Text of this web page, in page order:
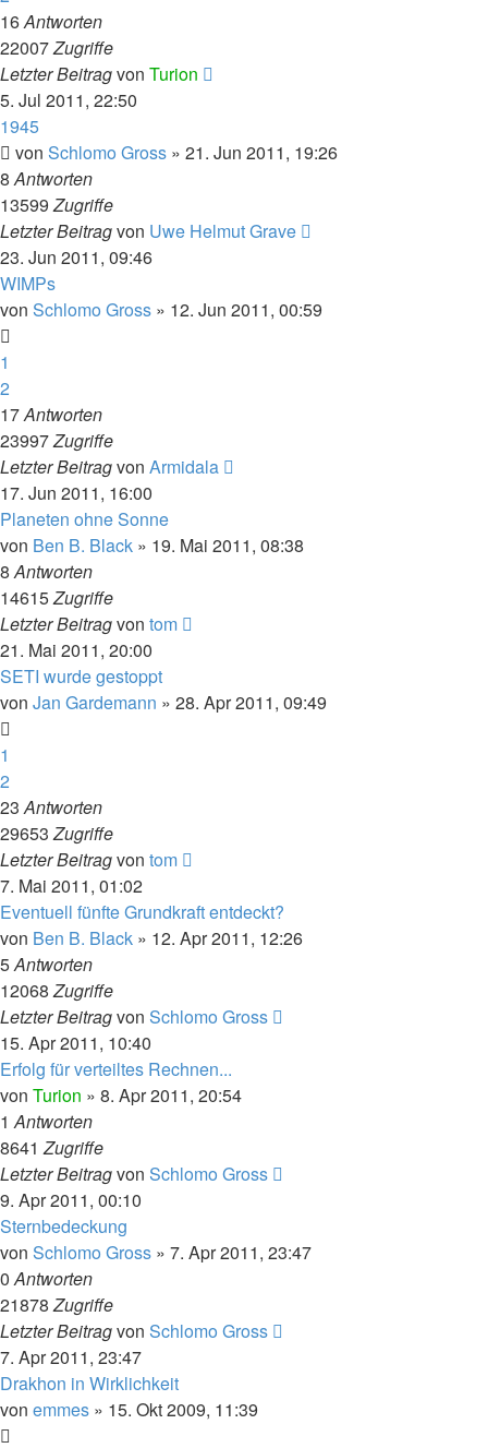
16Antworten
22007Zugriffe
Letzter Beitragvon Turion
5. Jul 2011, 22:50
1945
von Schlomo Gross » 21. Jun 2011, 19:26
8Antworten
13599Zugriffe
Letzter Beitragvon Uwe Helmut Grave
23. Jun 2011, 09:46
WIMPs
von Schlomo Gross » 12. Jun 2011, 00:59
1
2
17Antworten
23997Zugriffe
Letzter Beitragvon Armidala
17. Jun 2011, 16:00
Planeten ohne Sonne
von Ben B. Black » 19. Mai 2011, 08:38
8Antworten
14615Zugriffe
Letzter Beitragvon tom
21. Mai 2011, 20:00
SETI wurde gestoppt
von Jan Gardemann » 28. Apr 2011, 09:49
1
2
23Antworten
29653Zugriffe
Letzter Beitragvon tom
7. Mai 2011, 01:02
Eventuell fünfte Grundkraft entdeckt?
von Ben B. Black » 12. Apr 2011, 12:26
5Antworten
12068Zugriffe
Letzter Beitragvon Schlomo Gross
15. Apr 2011, 10:40
Erfolg für verteiltes Rechnen...
von Turion » 8. Apr 2011, 20:54
1Antworten
8641Zugriffe
Letzter Beitragvon Schlomo Gross
9. Apr 2011, 00:10
Sternbedeckung
von Schlomo Gross » 7. Apr 2011, 23:47
0Antworten
21878Zugriffe
Letzter Beitragvon Schlomo Gross
7. Apr 2011, 23:47
Drakhon in Wirklichkeit
von emmes » 15. Okt 2009, 11:39